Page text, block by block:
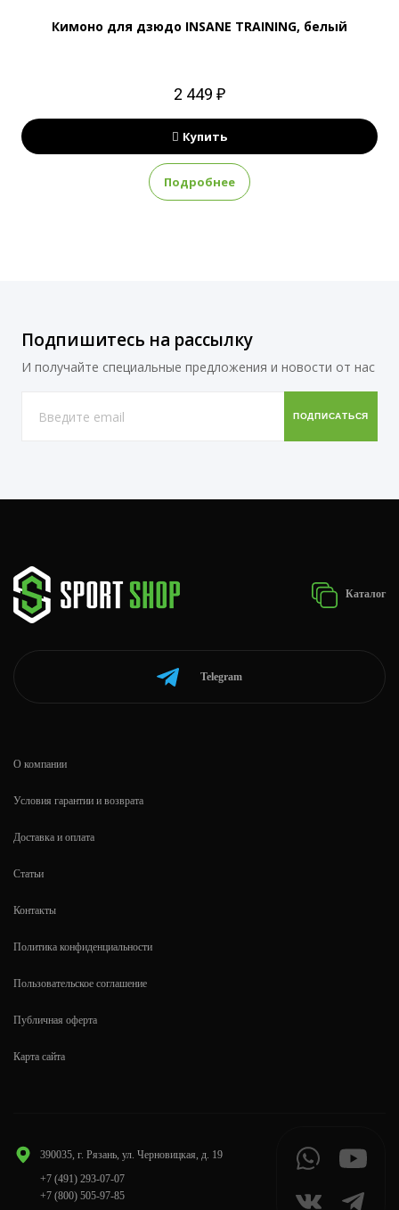
Кимоно для дзюдо INSANE TRAINING, белый
2 449 ₽
Купить
Подробнее
Подпишитесь на рассылку
И получайте специальные предложения и новости от нас
Каталог
Telegram
390035, г. Рязань, ул. Черновицкая, д. 19
+7 (491) 293-07-07
+7 (800) 505-97-85
О компании
Условия гарантии и возврата
Доставка и оплата
Статьи
Контакты
Политика конфиденциальности
Пользовательское соглашение
Публичная оферта
Карта сайта